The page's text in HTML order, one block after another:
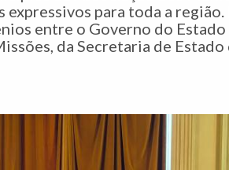
para toda a
entre o Governo do
da Secretaria de Estado